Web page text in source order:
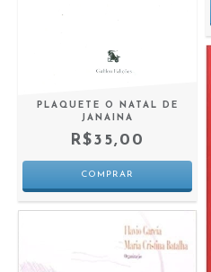
PLAQUETE O NATAL DE
JANAINA
R$35,00